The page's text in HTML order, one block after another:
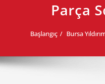
Parça
Başlangıç Bursa